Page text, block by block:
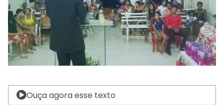
Ouça agora esse texto